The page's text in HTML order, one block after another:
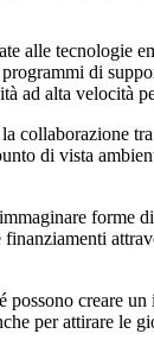
tecnologie
di
alta velocità
collaborazione
di vista
forme di
creare
per attirare le